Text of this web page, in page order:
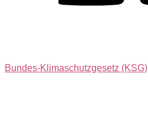
Bundes-Klimaschutzgesetz (KSG)